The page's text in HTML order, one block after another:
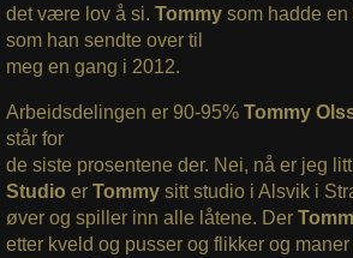
det være lov å si. Tommy som hadde
som han sendte over til
meg en gang i 2012.
Arbeidsdelingen er 90-95% Tommy
står for
de siste prosentene der. Nei, nå er jeg
Studio er Tommy sitt studio i Alsvik i
øver og spiller inn alle låtene. Der
etter kveld og pusser og flikker og